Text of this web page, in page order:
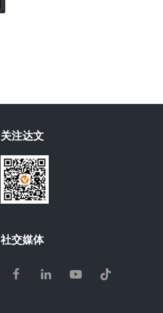
关注达文
社交媒体
Facebook
LinkedInYoutubeTiktok